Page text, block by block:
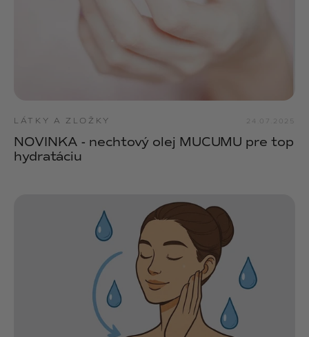
LÁTKY A ZLOŽKY 24.07.2025
NOVINKA - nechtový olej MUCUMU pre top
hydratáciu